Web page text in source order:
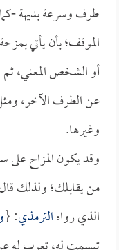
طرف وسرعة بديهة -
الموقف؛ بأن يأتي
أو الشخص المعني،
عن الطرف الآخر،
وغيرها.
وقد يكون المزاح على
من يقابلك؛ ولذلك
الذي رواهالترمذي: {